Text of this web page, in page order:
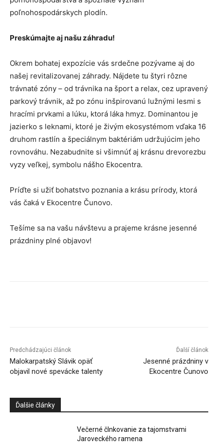
poľnohospodárskych plodín.
Preskúmajte aj našu záhradu!
Okrem bohatej expozície vás srdečne pozývame aj do
našej revitalizovanej záhrady. Nájdete tu štyri rôzne
trávnaté zóny – od trávnika na šport a relax, cez upravený
parkový trávnik, až po zónu inšpirovanú lužnými lesmi s
hracími prvkami a lúku, ktorá láka hmyz. Dominantou je
jazierko s leknami, ktoré je živým ekosystémom vďaka 16
druhom rastlín a špeciálnym baktériám udržujúcim jeho
rovnováhu. Nezabudnite si všimnúť aj krásnu drevorezbu
vyzy veľkej, symbolu nášho Ekocentra.
Príďte si užiť bohatstvo poznania a krásu prírody, ktorá
vás čaká v Ekocentre Čunovo.
Tešíme sa na vašu návštevu a prajeme krásne jesenné
prázdniny plné objavov!
Predchádzajúci článok
Malokarpatský Slávik opäť
objavil nové spevácke talenty
Ďalší článok
Jesenné prázdniny v
Ekocentre Čunovo
Ďalšie články
Večerné člnkovanie za tajomstvami
Jaroveckého ramena